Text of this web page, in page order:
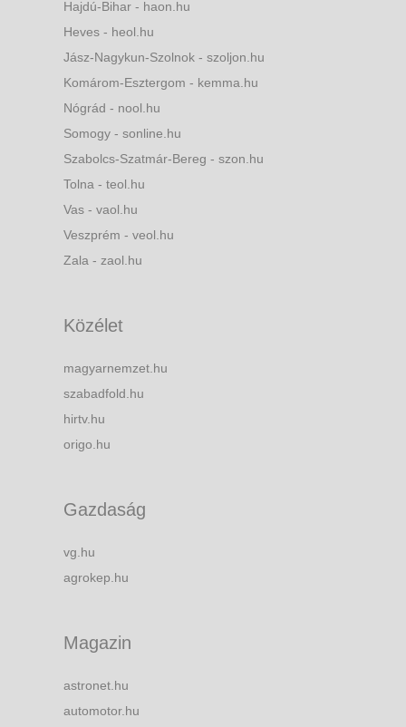
Hajdú-Bihar - haon.hu
Heves - heol.hu
Jász-Nagykun-Szolnok - szoljon.hu
Komárom-Esztergom - kemma.hu
Nógrád - nool.hu
Somogy - sonline.hu
Szabolcs-Szatmár-Bereg - szon.hu
Tolna - teol.hu
Vas - vaol.hu
Veszprém - veol.hu
Zala - zaol.hu
Közélet
magyarnemzet.hu
szabadfold.hu
hirtv.hu
origo.hu
Gazdaság
vg.hu
agrokep.hu
Magazin
astronet.hu
automotor.hu